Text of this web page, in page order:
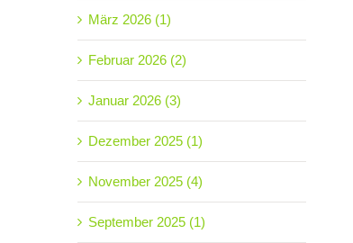
März 2026 (1)
Februar 2026 (2)
Januar 2026 (3)
Dezember 2025 (1)
November 2025 (4)
September 2025 (1)